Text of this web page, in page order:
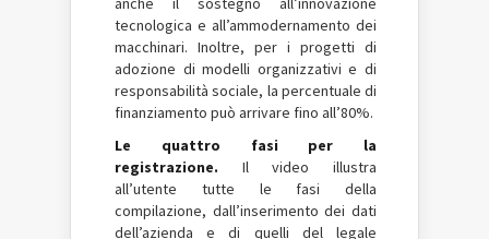
tecnologica e all’ammodernamento dei
macchinari. Inoltre, per i progetti di
adozione di modelli organizzativi e di
responsabilità sociale, la percentuale di
finanziamento può arrivare fino all’80%.
Le quattro fasi per la
registrazione. Il video illustra
all’utente tutte le fasi della
compilazione, dall’inserimento dei dati
dell’azienda e di quelli del legale